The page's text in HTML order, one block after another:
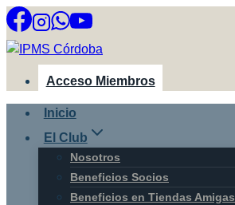
Saltar
al
contenido
Acceso Miembros
Inicio
El Club
Nosotros
Beneficios Socios
Beneficios en Tiendas Amigas